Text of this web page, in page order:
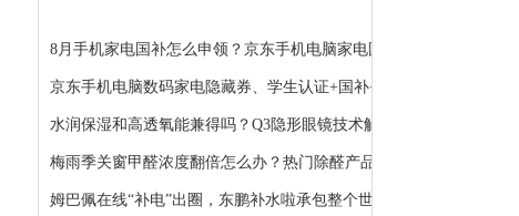
8月手机家电国补怎么申领？京东手机电脑家电国补领...
京东手机电脑数码家电隐藏券、学生认证+国补+苹果...
水润保湿和高透氧能兼得吗？Q3隐形眼镜技术解析：...
梅雨季关窗甲醛浓度翻倍怎么办？热门除醛产品推荐
姆巴佩在线“补电”出圈，东鹏补水啦承包整个世界...